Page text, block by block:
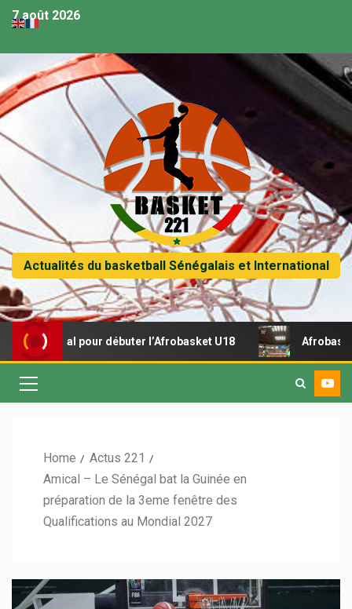
7 août 2026
Actualités du basketball Sénégalais et International
pour débuter l’Afrobasket U18 Afrobasket U18 –
Home
Actus 221
Amical – Le Sénégal bat la Guinée en
préparation de la 3eme fenêtre des
Qualifications au Mondial 2027